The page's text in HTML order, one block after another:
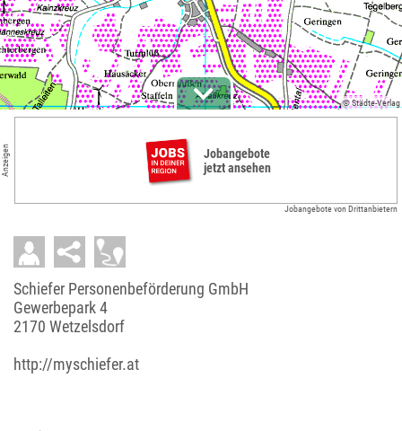
© Städte-Verlag
Anzeigen
Jobangebote
jetzt ansehen
Jobangebote von Drittanbietern
Schiefer Personenbeförderung GmbH
Gewerbepark 4
2170 Wetzelsdorf
http://myschiefer.at